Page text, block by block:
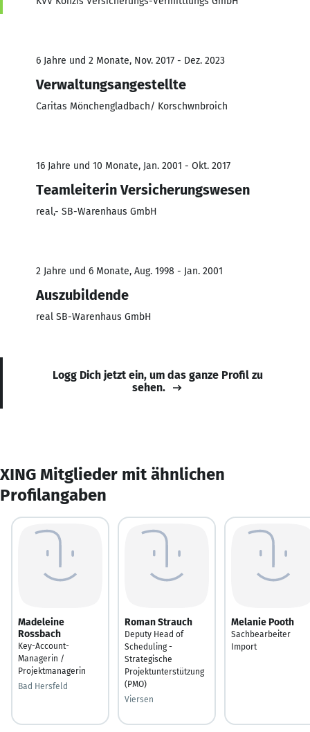
6 Jahre und 2 Monate, Nov. 2017 - Dez. 2023
Verwaltungsangestellte
Caritas Mönchengladbach/ Korschwnbroich
16 Jahre und 10 Monate, Jan. 2001 - Okt. 2017
Teamleiterin Versicherungswesen
real,- SB-Warenhaus GmbH
2 Jahre und 6 Monate, Aug. 1998 - Jan. 2001
Auszubildende
real SB-Warenhaus GmbH
Logg Dich jetzt ein, um das ganze Profil zu
sehen.
XING Mitglieder mit ähnlichen
Profilangaben
Madeleine
Rossbach
Key-Account-
Managerin /
Projektmanagerin
Bad Hersfeld
Roman Strauch
Deputy Head of
Scheduling -
Strategische
Projektunterstützung
(PMO)
Viersen
Melanie Pooth
Sachbearbeiter
Import